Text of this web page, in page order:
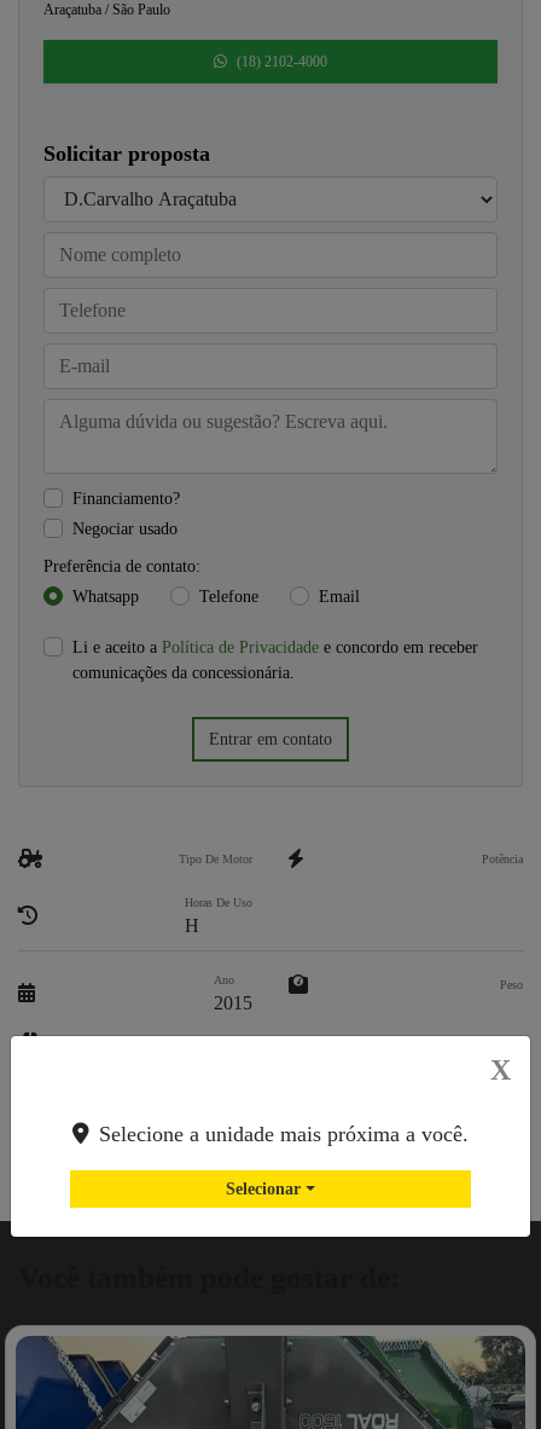
Araçatuba / São Paulo
(18) 2102-4000
Solicitar proposta
Financiamento?
Negociar usado
Preferência de contato:
Whatsapp
Telefone Email
Li e aceito a Política de Privacidade e concordo em receber
comunicações da concessionária.
Entrar em contato
Tipo De Motor Potência
Horas De Uso
H
Ano
2015
Peso
X
Selecione a unidade mais próxima a você.
Selecionar